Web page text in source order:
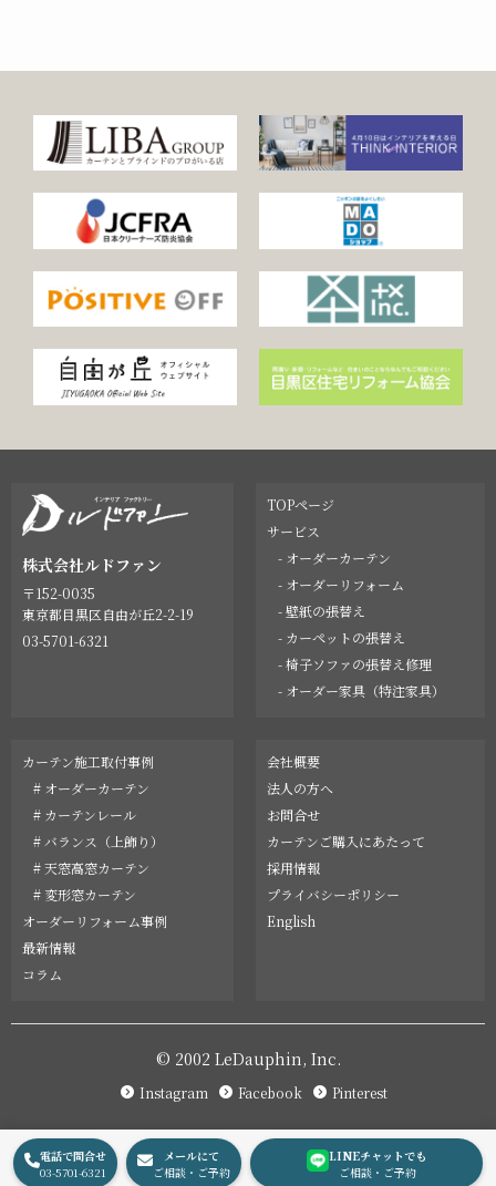
株式会社ルドファン
〒152-0035
東京都目黒区自由が丘2-2-19
03-5701-6321
TOPページ
サービス
- オーダーカーテン
- オーダーリフォーム
- 壁紙の張替え
- カーペットの張替え
- 椅子ソファの張替え修理
- オーダー家具（特注家具）
カーテン施工取付事例
# オーダーカーテン
# カーテンレール
# バランス（上飾り）
# 天窓高窓カーテン
# 変形窓カーテン
オーダーリフォーム事例
最新情報
コラム
会社概要
法人の方へ
お問合せ
カーテンご購入にあたって
採用情報
プライバシーポリシー
English
© 2002 LeDauphin, Inc.
Instagram Facebook Pinterest
電話で問合せ
03-5701-6321
メールにて
ご相談・ご予約
LINEチャットでも
ご相談・ご予約